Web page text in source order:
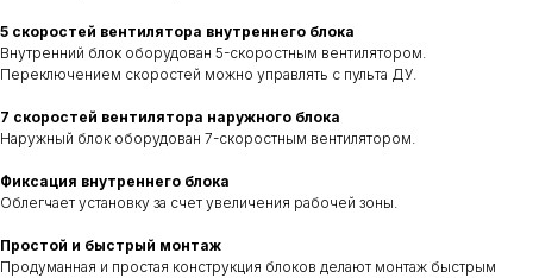
5 скоростей вентилятора внутреннего блока
Внутренний блок оборудован 5-скоростным вентилятором.
Переключением скоростей можно управлять с пульта ДУ.
7 скоростей вентилятора наружного блока
Наружный блок оборудован 7-скоростным вентилятором.
Фиксация внутреннего блока
Облегчает установку за счет увеличения рабочей зоны.
Простой и быстрый монтаж
Продуманная и простая конструкция блоков делают монтаж быстрым